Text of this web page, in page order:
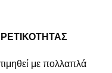
με πολλαπλά